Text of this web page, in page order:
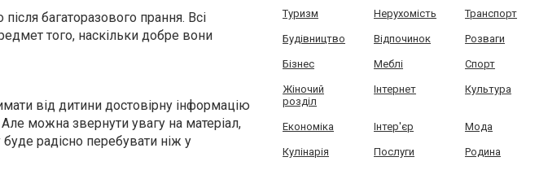
багаторазового прання. Всі
того, наскільки добре вони
від дитини достовірну інформацію
Але можна звернути увагу на матеріал,
радісно перебувати ніж у
Туризм Нерухомість Транспорт
Будівництво Відпочинок Розваги
Бізнес Меблі Спорт
Жіночий
розділ
Інтернет Культура
Економіка Інтер'єр Мода
Кулінарія Послуги Родина